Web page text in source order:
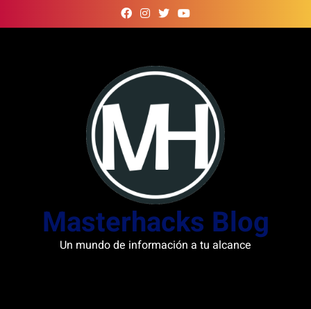
to
Masterhacks Blog
Un mundo de información a tu alcance